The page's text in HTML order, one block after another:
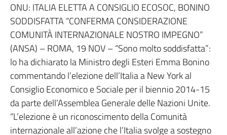
ONU: ITALIA ELETTA A CONSIGLIO ECOSOC, BONINO
SODDISFATTA “CONFERMA CONSIDERAZIONE
COMUNITÀ INTERNAZIONALE NOSTRO IMPEGNO”
(ANSA) – ROMA, 19 NOV – “Sono molto soddisfatta”:
lo ha dichiarato la Ministro degli Esteri Emma Bonino
commentando l’elezione dell’Italia a New York al
Consiglio Economico e Sociale per il biennio 2014-15
da parte dell’Assemblea Generale delle Nazioni Unite.
“L’elezione è un riconoscimento della Comunità
internazionale all’azione che l’Italia svolge a sostegno